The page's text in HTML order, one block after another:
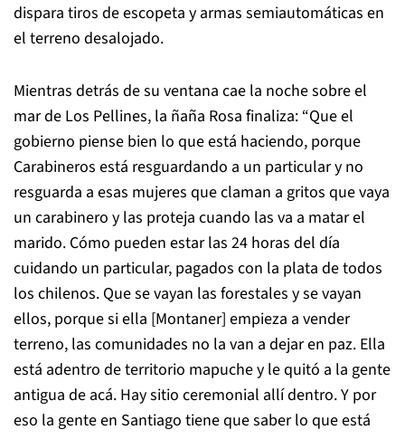
dispara tiros de escopeta y armas semiautomáticas en
el terreno desalojado.
Mientras detrás de su ventana cae la noche sobre el
mar de Los Pellines, la ñaña Rosa finaliza: “Que el
gobierno piense bien lo que está haciendo, porque
Carabineros está resguardando a un particular y no
resguarda a esas mujeres que claman a gritos que vaya
un carabinero y las proteja cuando las va a matar el
marido. Cómo pueden estar las 24 horas del día
cuidando un particular, pagados con la plata de todos
los chilenos. Que se vayan las forestales y se vayan
ellos, porque si ella [Montaner] empieza a vender
terreno, las comunidades no la van a dejar en paz. Ella
está adentro de territorio mapuche y le quitó a la gente
antigua de acá. Hay sitio ceremonial allí dentro. Y por
eso la gente en Santiago tiene que saber lo que está